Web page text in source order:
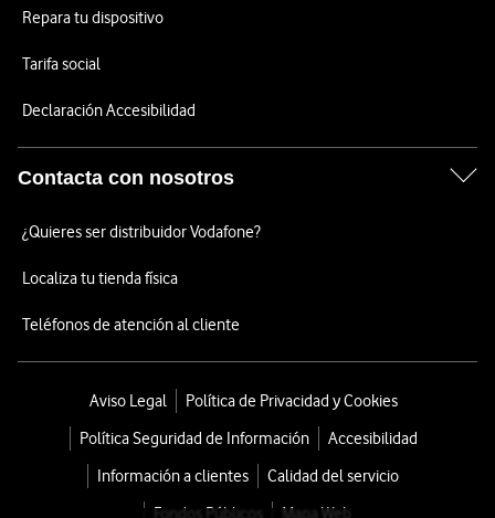
Repara tu dispositivo
Tarifa social
Declaración Accesibilidad
Contacta con nosotros
¿Quieres ser distribuidor Vodafone?
Localiza tu tienda física
Teléfonos de atención al cliente
Aviso Legal
Política de Privacidad y Cookies
Política Seguridad de Información
Accesibilidad
Información a clientes
Calidad del servicio
Fondos Públicos
Mapa Web